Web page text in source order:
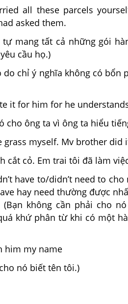
all these parcels
asked them.
mang tất cả những gói
cầu họ.)
chỉ ý nghĩa không có bổn
it for him for he
cho ông ta vì ông ta hiểu
grass myself. Mv brother did
cắt cỏ. Em trai tôi đã làm
have to/didn’t need to
hay need thường được
không cần phải cho
khứ phân từ khi có một
him my name
nó biết tên tôi.)